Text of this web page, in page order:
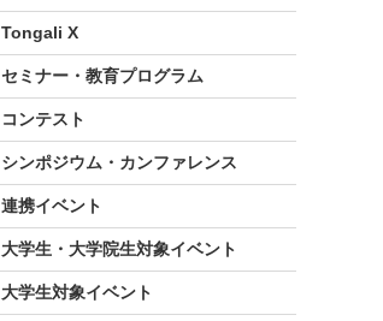
Tongali X
セミナー・教育プログラム
コンテスト
シンポジウム・カンファレンス
連携イベント
大学生・大学院生対象イベント
大学生対象イベント